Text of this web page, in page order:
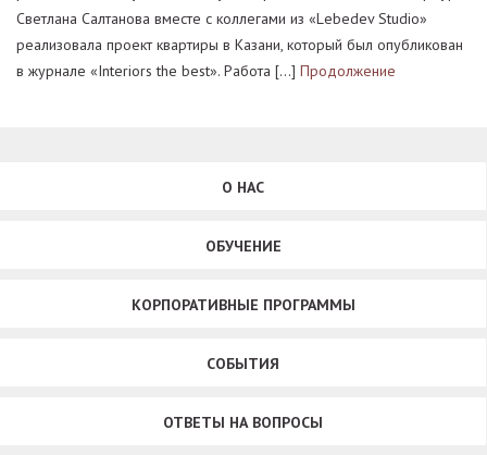
Светлана Салтанова вместе с коллегами из «Lеbedev Studio»
реализовала проект квартиры в Казани, который был опубликован
в журнале «Interiors the best». Работа […] Продолжение
О НАС
ОБУЧЕНИЕ
КОРПОРАТИВНЫЕ ПРОГРАММЫ
СОБЫТИЯ
ОТВЕТЫ НА ВОПРОСЫ